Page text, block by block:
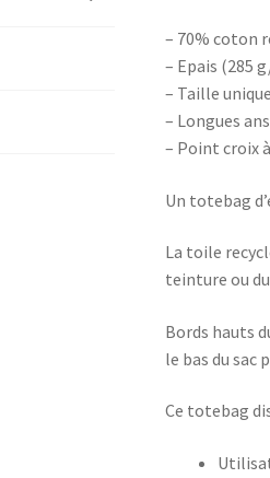
– 70% coton
– Epais (285
– Taille
– Longues
– Point croix
Un totebag
La toile
teinture ou
Bords hauts
le bas du sac
Ce totebag